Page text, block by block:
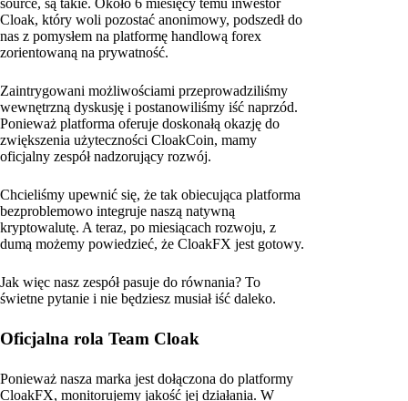
source, są takie. Około 6 miesięcy temu inwestor
Cloak, który woli pozostać anonimowy, podszedł do
nas z pomysłem na platformę handlową forex
zorientowaną na prywatność.
Zaintrygowani możliwościami przeprowadziliśmy
wewnętrzną dyskusję i postanowiliśmy iść naprzód.
Ponieważ platforma oferuje doskonałą okazję do
zwiększenia użyteczności CloakCoin, mamy
oficjalny zespół nadzorujący rozwój.
Chcieliśmy upewnić się, że tak obiecująca platforma
bezproblemowo integruje naszą natywną
kryptowalutę. A teraz, po miesiącach rozwoju, z
dumą możemy powiedzieć, że CloakFX jest gotowy.
Jak więc nasz zespół pasuje do równania? To
świetne pytanie i nie będziesz musiał iść daleko.
Oficjalna rola Team Cloak
Ponieważ nasza marka jest dołączona do platformy
CloakFX, monitorujemy jakość jej działania. W